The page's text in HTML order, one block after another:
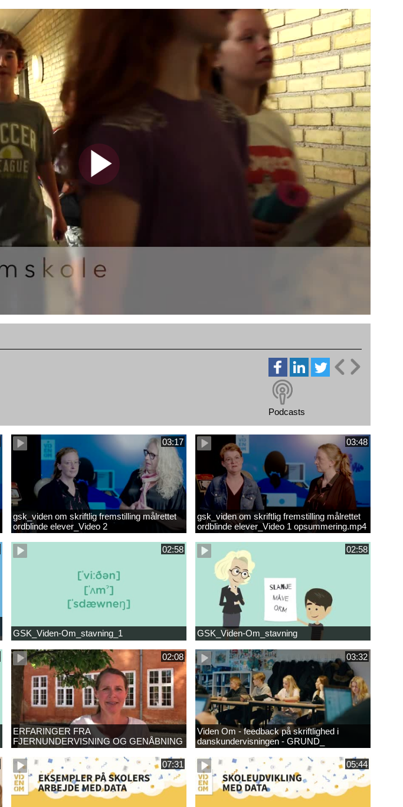
Podcasts
03:17
gsk_viden om skriftlig fremstilling målrettet
ordblinde elever_Video 2
opsummering_Klip2.mp4
03:48
gsk_viden om skriftlig fremstilling målrettet
ordblinde elever_Video 1 opsummering.mp4
02:58
GSK_Viden-Om_stavning_1
02:58
GSK_Viden-Om_stavning
02:08
ERFARINGER FRA
FJERNUNDERVISNING OG GENÅBNING
03:32
Viden Om - feedback på skriftlighed i
danskundervisningen - GRUND_
07:31 05:44